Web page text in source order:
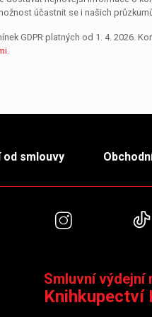
účastnit se i našich
GDPR platných od 1. 4. 2026.
.
od smlouvy
Instagram
Smluvní výdejní
Knihkupectví